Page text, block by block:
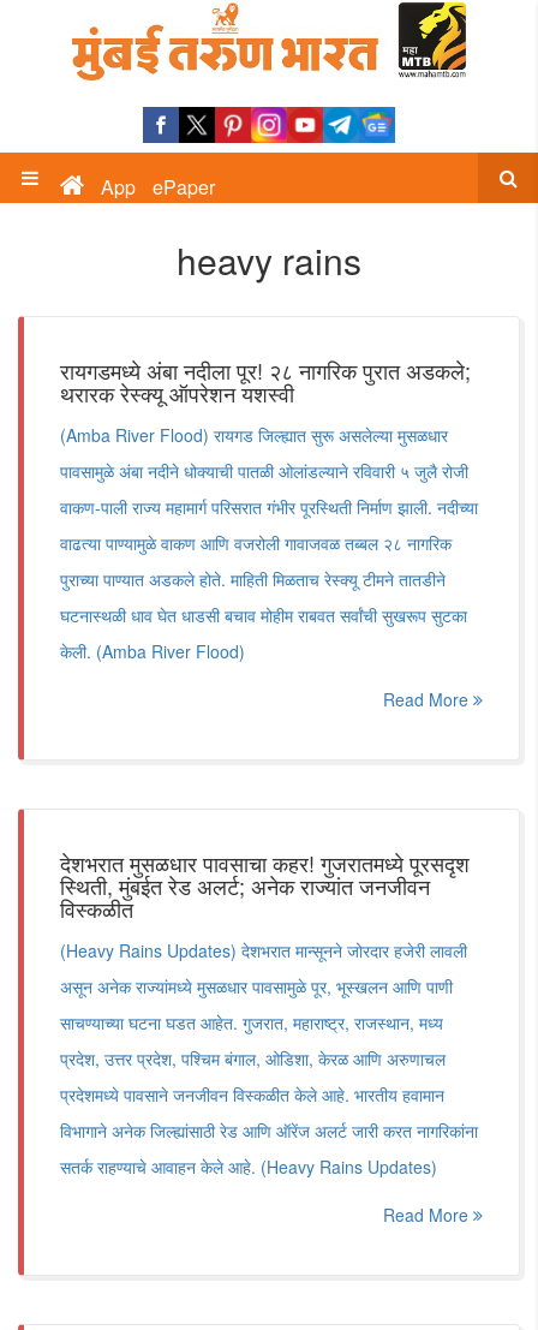
App ePaper
heavy rains
रायगडमध्ये अंबा नदीला पूर! २८ नागरिक पुरात अडकले;
थरारक रेस्क्यू ऑपरेशन यशस्वी
(Amba River Flood) रायगड जिल्ह्यात सुरू असलेल्या मुसळधार
पावसामुळे अंबा नदीने धोक्याची पातळी ओलांडल्याने रविवारी ५ जुलै रोजी
वाकण-पाली राज्य महामार्ग परिसरात गंभीर पूरस्थिती निर्माण झाली. नदीच्या
वाढत्या पाण्यामुळे वाकण आणि वजरोली गावाजवळ तब्बल २८ नागरिक
पुराच्या पाण्यात अडकले होते. माहिती मिळताच रेस्क्यू टीमने तातडीने
घटनास्थळी धाव घेत धाडसी बचाव मोहीम राबवत सर्वांची सुखरूप सुटका
केली. (Amba River Flood)
Read More
देशभरात मुसळधार पावसाचा कहर! गुजरातमध्ये पूरसदृश
स्थिती, मुंबईत रेड अलर्ट; अनेक राज्यांत जनजीवन
विस्कळीत
(Heavy Rains Updates) देशभरात मान्सूनने जोरदार हजेरी लावली
असून अनेक राज्यांमध्ये मुसळधार पावसामुळे पूर, भूस्खलन आणि पाणी
साचण्याच्या घटना घडत आहेत. गुजरात, महाराष्ट्र, राजस्थान, मध्य
प्रदेश, उत्तर प्रदेश, पश्चिम बंगाल, ओडिशा, केरळ आणि अरुणाचल
प्रदेशमध्ये पावसाने जनजीवन विस्कळीत केले आहे. भारतीय हवामान
विभागाने अनेक जिल्ह्यांसाठी रेड आणि ऑरेंज अलर्ट जारी करत नागरिकांना
सतर्क राहण्याचे आवाहन केले आहे. (Heavy Rains Updates)
Read More